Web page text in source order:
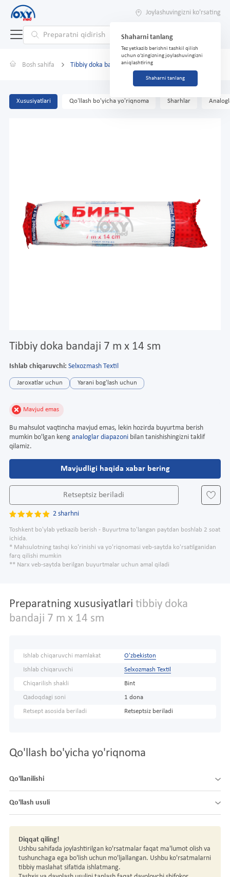
Joylashuvingizni ko'rsating
Shaharni tanlang
Tez yetkazib berishni tashkil qilish
uchun o'zingizning joylashuvingizni
aniqlashtiring
Shaharni tanlang
Bosh sahifa Tibbiy doka bandaji 7 m x 14 sm
Xususiyatlari Qo'llash bo'yicha yo'riqnoma Sharhlar
Tibbiy doka bandaji 7 m x 14 sm
Ishlab chiqaruvchi: Selxozmash Textil
Jaroxatlar uchun Yarani bog'lash uchun
Mavjud emas
Bu mahsulot vaqtincha mavjud emas, lekin hozirda buyurtma berish
mumkin bo'lgan keng analoglar diapazoni bilan tanishishingizni taklif
qilamiz.
Mavjudligi haqida xabar bering
Retseptsiz beriladi
2 sharhni
Toshkent bo'ylab yetkazib berish - Buyurtma to'langan paytdan boshlab 2 soat
ichida.
* Mahsulotning tashqi ko'rinishi va yo'riqnomasi veb-saytda ko'rsatilganidan
farq qilishi mumkin
** Narx veb-saytda berilgan buyurtmalar uchun amal qiladi
Preparatning xususiyatlari tibbiy doka
bandaji 7 m x 14 sm
Ishlab chiqaruvchi mamlakat O'zbekiston
Ishlab chiqaruvchi Selxozmash Textil
Chiqarilish shakli Bint
Qadoqdagi soni 1 dona
Retsept asosida beriladi Retseptsiz beriladi
Qo'llash bo'yicha yo'riqnoma
Qo'llanilishi
Qo'llash usuli
Diqqat qiling!
Ushbu sahifada joylashtirilgan ko'rsatmalar faqat ma'lumot olish va
tushunchaga ega bo'lish uchun mo'ljallangan. Ushbu ko'rsatmalarni
tibbiy maslahat sifatida ishlatmang.